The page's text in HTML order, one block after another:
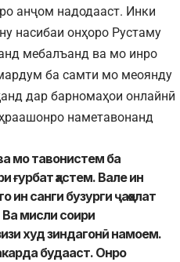
анҷом надодааст. Инки
насибаи онҳоро Рустаму
мебалъанд ва мо инро
ба самти мо меоянду
дар барномаҳои онлайнӣ
наметавонанд
мо тавонистем ба
ғурбат ҳастем. Вале ин
ин санги бузурги ҷаҳолат
мисли соири
худ зиндагонӣ намоем.
будааст. Онро